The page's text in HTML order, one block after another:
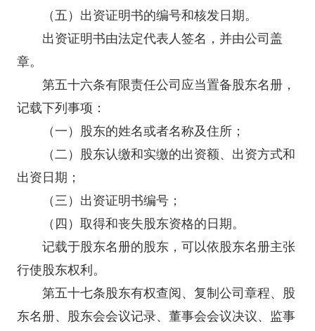
（五）出资证明书的编号和核发日期。
出资证明书由法定代表人签名，并由公司盖
章。
第五十六条有限责任公司应当置备股东名册，
记载下列事项：
（一）股东的姓名或者名称及住所；
（二）股东认缴和实缴的出资额、出资方式和
出资日期；
（三）出资证明书编号；
（四）取得和丧失股东资格的日期。
记载于股东名册的股东，可以依股东名册主张
行使股东权利。
第五十七条股东有权查阅、复制公司章程、股
东名册、股东会会议记录、董事会会议决议、监事